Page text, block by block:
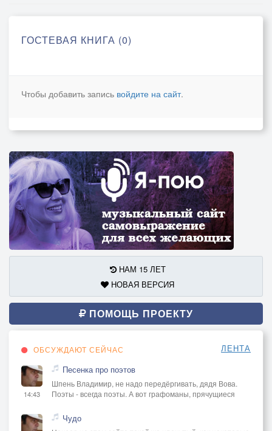
ГОСТЕВАЯ КНИГА (0)
Чтобы добавить запись войдите на сайт.
НАМ 15 ЛЕТ
НОВАЯ ВЕРСИЯ
ПОМОЩЬ ПРОЕКТУ
ОБСУЖДАЮТ СЕЙЧАС ЛЕНТА
14:43
Песенка про поэтов
Шпень Владимир, не надо передёргивать, дядя Вова.
Поэты - всегда поэты. А вот графоманы, прячущиеся
Чудо